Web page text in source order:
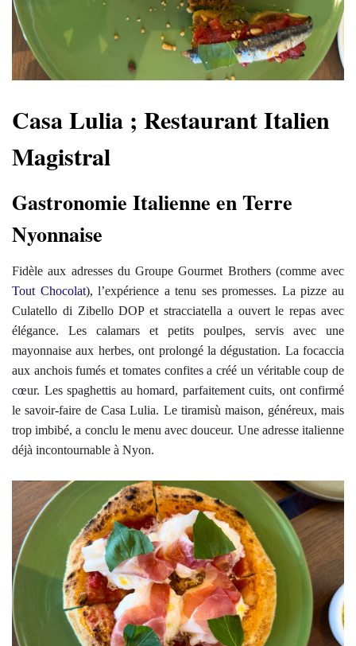
Casa Lulia ; Restaurant Italien
Magistral
Gastronomie Italienne en Terre
Nyonnaise
Fidèle aux adresses du Groupe Gourmet Brothers (comme avec
Tout Chocolat), l’expérience a tenu ses promesses. La pizze au
Culatello di Zibello DOP et stracciatella a ouvert le repas avec
élégance. Les calamars et petits poulpes, servis avec une
mayonnaise aux herbes, ont prolongé la dégustation. La focaccia
aux anchois fumés et tomates confites a créé un véritable coup de
cœur. Les spaghettis au homard, parfaitement cuits, ont confirmé
le savoir-faire de Casa Lulia. Le tiramisù maison, généreux, mais
trop imbibé, a conclu le menu avec douceur. Une adresse italienne
déjà incontournable à Nyon.